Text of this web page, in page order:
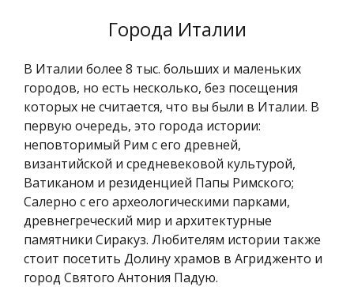
Города Италии
В Италии более 8 тыс. больших и маленьких
городов, но есть несколько, без посещения
которых не считается, что вы были в Италии. В
первую очередь, это города истории:
неповторимый Рим с его древней,
византийской и средневековой культурой,
Ватиканом и резиденцией Папы Римского;
Салерно с его археологическими парками,
древнегреческий мир и архитектурные
памятники Сиракуз. Любителям истории также
стоит посетить Долину храмов в Агридженто и
город Святого Антония Падую.